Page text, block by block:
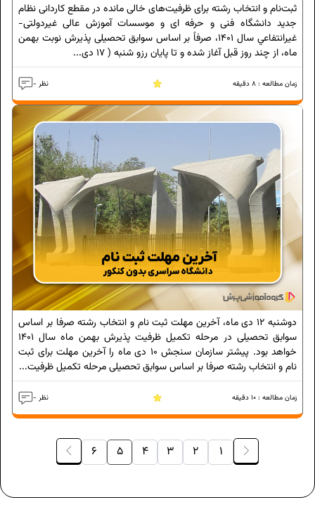
ثبت‌نام و انتخاب رشته برای ظرفیت‌های خالی مانده در مقطع کاردانی نظام
جديد دانشگاه فنی و حرفه ای و موسسات آموزش عالی غيردولتی-
غيرانتفاعي سال 1401، صرفاً بر اساس سوابق تحصیلی پذیرش نوبت بهمن
ماه، از چند روز قبل آغاز شده و تا پایان رزو شنبه ( 17 دی...
- نظر زمان مطالعه : 8 دقیقه
دوشنبه 12 دی ماه، آخرین مهلت ثبت نام و انتخاب رشته صرفا بر اساس
سوابق تحصيلی در مرحله تکميل ظرفيت پذیرش بهمن ماه سال ۱۴۰۱
خواهد بود. پیشتر سازمان سنجش 10 دی ماه را آخرین مهلت برای ثبت
نام و انتخاب رشته صرفا بر اساس سوابق تحصيلی مرحله تکميل ظرفيت...
- نظر زمان مطالعه : 10 دقیقه
1
2
3
4
5
6